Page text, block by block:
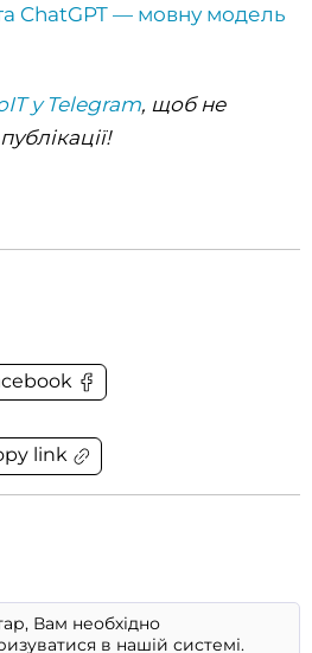
ChatGPT — мовну модель
у Telegram, щоб не
link